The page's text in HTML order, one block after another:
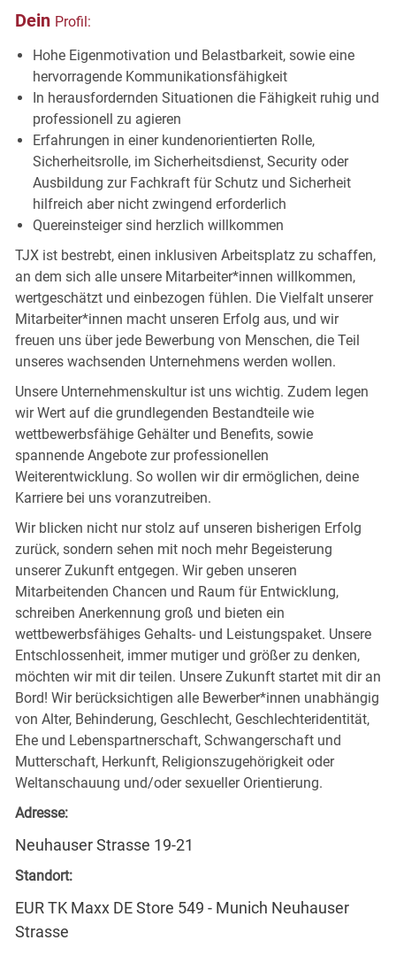
Dein Profil:
Hohe Eigenmotivation und Belastbarkeit, sowie eine
hervorragende Kommunikationsfähigkeit
In herausfordernden Situationen die Fähigkeit ruhig und
professionell zu agieren
Erfahrungen in einer kundenorientierten Rolle,
Sicherheitsrolle, im Sicherheitsdienst, Security oder
Ausbildung zur Fachkraft für Schutz und Sicherheit
hilfreich aber nicht zwingend erforderlich
Quereinsteiger sind herzlich willkommen
TJX ist bestrebt, einen inklusiven Arbeitsplatz zu schaffen,
an dem sich alle unsere Mitarbeiter*innen willkommen,
wertgeschätzt und einbezogen fühlen. Die Vielfalt unserer
Mitarbeiter*innen macht unseren Erfolg aus, und wir
freuen uns über jede Bewerbung von Menschen, die Teil
unseres wachsenden Unternehmens werden wollen.
Unsere Unternehmenskultur ist uns wichtig. Zudem legen
wir Wert auf die grundlegenden Bestandteile wie
wettbewerbsfähige Gehälter und Benefits, sowie
spannende Angebote zur professionellen
Weiterentwicklung. So wollen wir dir ermöglichen, deine
Karriere bei uns voranzutreiben.
Wir blicken nicht nur stolz auf unseren bisherigen Erfolg
zurück, sondern sehen mit noch mehr Begeisterung
unserer Zukunft entgegen. Wir geben unseren
Mitarbeitenden Chancen und Raum für Entwicklung,
schreiben Anerkennung groß und bieten ein
wettbewerbsfähiges Gehalts- und Leistungspaket. Unsere
Entschlossenheit, immer mutiger und größer zu denken,
möchten wir mit dir teilen. Unsere Zukunft startet mit dir an
Bord! Wir berücksichtigen alle Bewerber*innen unabhängig
von Alter, Behinderung, Geschlecht, Geschlechteridentität,
Ehe und Lebenspartnerschaft, Schwangerschaft und
Mutterschaft, Herkunft, Religionszugehörigkeit oder
Weltanschauung und/oder sexueller Orientierung.
Adresse:
Neuhauser Strasse 19-21
Standort:
EUR TK Maxx DE Store 549 - Munich Neuhauser
Strasse